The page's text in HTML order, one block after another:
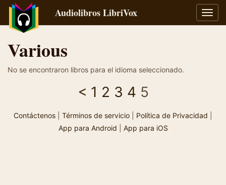
Audiolibros LibriVox
Various
No se encontraron libros para el idioma seleccionado.
< 1 2 3 4 5
Contáctenos Términos de servicio Política de Privacidad
App para Android
App para iOS